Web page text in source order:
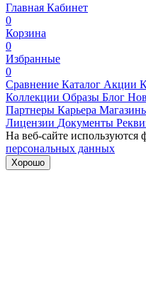
Главная Кабинет
0
Корзина
0
Избранные
0
Сравнение Каталог Акции
Коллекции Образы Блог
Партнеры Карьера
Лицензии Документы
На веб-сайте используются
персональных данных
Хорошо